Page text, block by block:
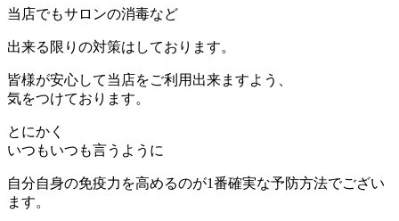
当店でもサロンの消毒など
出来る限りの対策はしております。
皆様が安心して当店をご利用出来ますよう、
気をつけております。
とにかく
いつもいつも言うように
自分自身の免疫力を高めるのが1番確実な予防方法でござい
ます。